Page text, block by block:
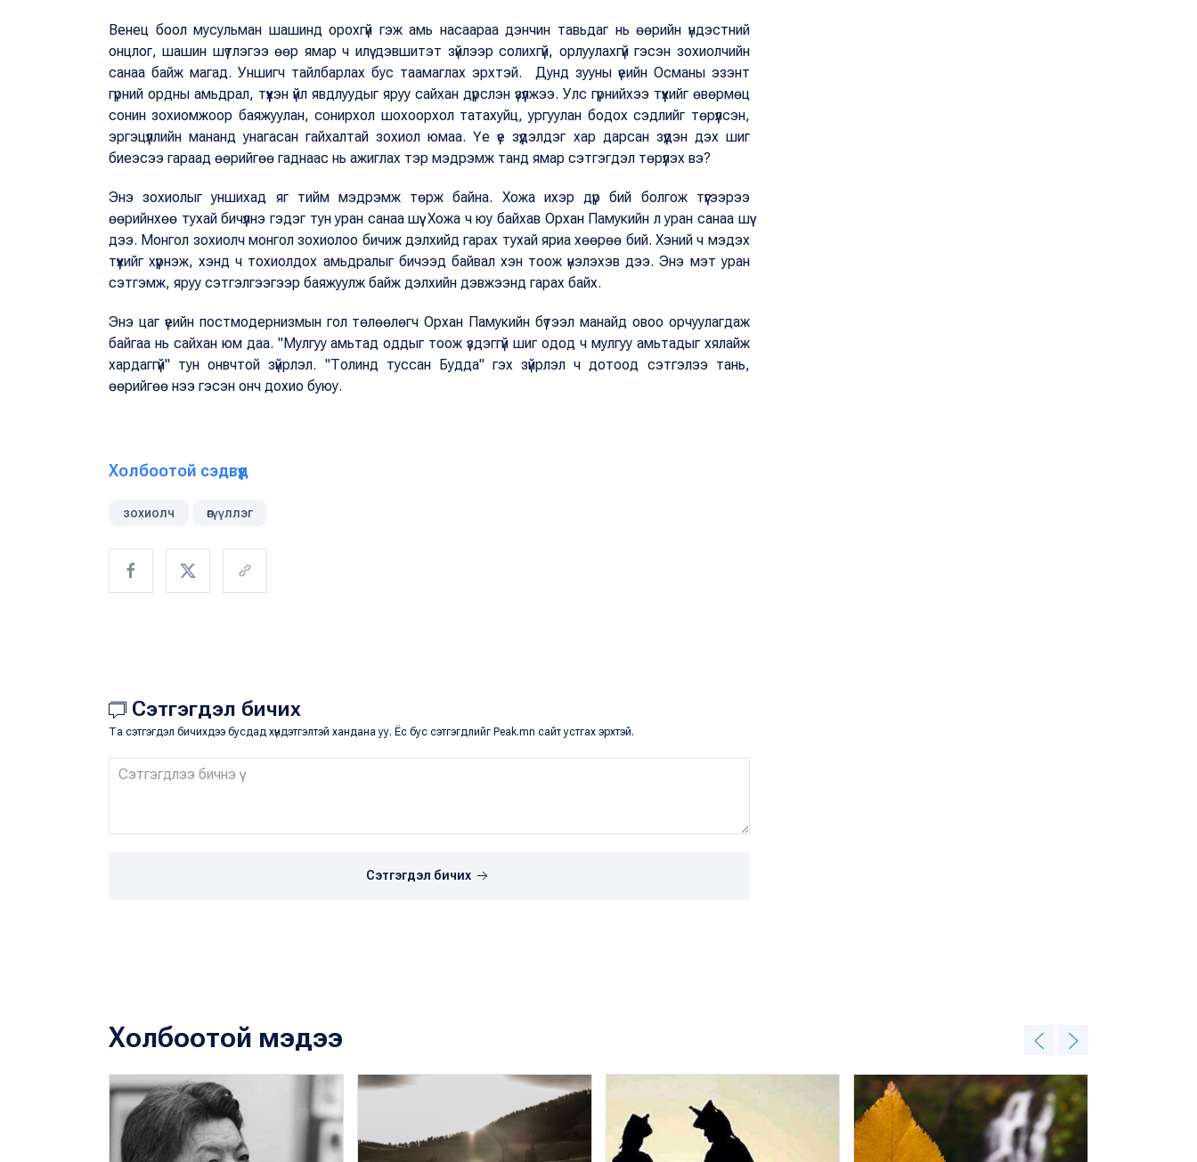
Венец боол мусульман шашинд орохгүй гэж амь насаараа дэнчин тавьдаг нь өөрийн үндэстний
онцлог, шашин шүтлэгээ өөр ямар ч илүү дэвшитэт зүйлээр солихгүй, орлуулахгүй гэсэн зохиолчийн
санаа байж магад. Уншигч тайлбарлах бус таамаглах эрхтэй. Дунд зууны үеийн Османы эзэнт
гүрний ордны амьдрал, түүхэн үйл явдлуудыг яруу сайхан дүрслэн үзүүлжээ. Улс гүрнийхээ түүхийг өвөрмөц
сонин зохиомжоор баяжуулан, сонирхол шохоорхол татахуйц, ургуулан бодох сэдлийг төрүүлсэн,
эргэцүүллийн мананд унагасан гайхалтай зохиол юмаа. Үе үе зүүдэлдэг хар дарсан зүүдэн дэх шиг
биеэсээ гараад өөрийгөө гаднаас нь ажиглах тэр мэдрэмж танд ямар сэтгэгдэл төрүүлэх вэ?
Энэ зохиолыг уншихад яг тийм мэдрэмж төрж байна. Хожа ихэр дүр бий болгож түүгээрээ
өөрийнхөө тухай бичүүлнэ гэдэг тун уран санаа шүү. Хожа ч юу байхав Орхан Памукийн л уран санаа шүү
дээ. Монгол зохиолч монгол зохиолоо бичиж дэлхийд гарах тухай яриа хөөрөө бий. Хэний ч мэдэх
түүхийг хүүрнэж, хэнд ч тохиолдох амьдралыг бичээд байвал хэн тоож үнэлэхэв дээ. Энэ мэт уран
сэтгэмж, яруу сэтгэлгээгээр баяжуулж байж дэлхийн дэвжээнд гарах байх.
Энэ цаг үеийн постмодернизмын гол төлөөлөгч Орхан Памукийн бүтээл манайд овоо орчуулагдаж
байгаа нь сайхан юм даа. "Мулгуу амьтад оддыг тоож үздэггүй шиг одод ч мулгуу амьтадыг хялайж
хардаггүй" тун онвчтой зүйрлэл. "Толинд туссан Будда" гэх зүйрлэл ч дотоод сэтгэлээ тань,
өөрийгөө нээ гэсэн онч дохио буюу.
Холбоотой сэдвүүд
зохиолч өгүүллэг
Сэтгэгдэл бичих
Та сэтгэгдэл бичихдээ бусдад хүндэтгэлтэй хандана уу. Ёс бус сэтгэгдлийг Peak.mn сайт устгах эрхтэй.
Сэтгэгдэл бичих
Холбоотой мэдээ